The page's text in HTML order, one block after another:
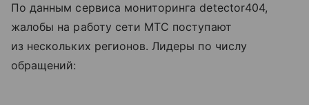
По данным сервиса мониторинга detector404,
жалобы на работу сети МТС поступают
из нескольких регионов. Лидеры по числу
обращений: